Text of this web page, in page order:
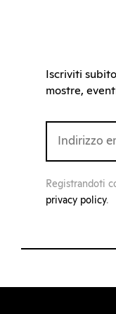
Iscriviti
mostre,
Registrandoti
privacy policy.